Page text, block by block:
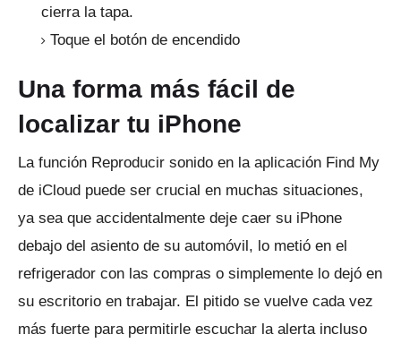
cierra la tapa.
Toque el botón de encendido
Una forma más fácil de
localizar tu iPhone
La función Reproducir sonido en la aplicación Find My
de iCloud puede ser crucial en muchas situaciones,
ya sea que accidentalmente deje caer su iPhone
debajo del asiento de su automóvil, lo metió en el
refrigerador con las compras o simplemente lo dejó en
su escritorio en trabajar. El pitido se vuelve cada vez
más fuerte para permitirle escuchar la alerta incluso